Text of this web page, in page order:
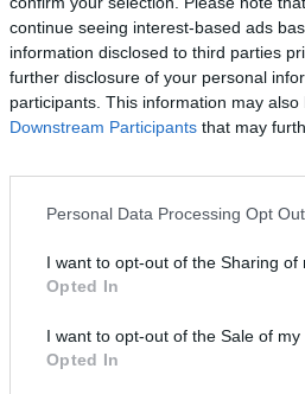
continue seeing interest-based ads
information disclosed to third parties
further disclosure of your personal
participants. This information may
Downstream Participants that may
Personal Data Processing Opt
I want to opt-out of the Sharing of
Opted In
I want to opt-out of the Sale of
Opted In